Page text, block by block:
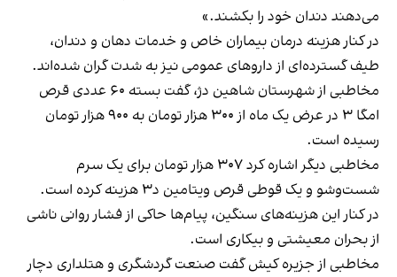
می‌دهند دندان خود را بکشند.»
در کنار هزینه درمان بیماران خاص و خدمات دهان و دندان،
طیف گسترده‌ای از داروهای عمومی نیز به شدت گران شده‌اند.
مخاطبی از شهرستان شاهین دژ، گفت بسته ۶۰ عددی قرص
امگا ۳ در عرض یک ماه از ۳۰۰ هزار تومان به ۹۰۰ هزار تومان
رسیده است.
مخاطبی دیگر اشاره کرد ۳۰۷ هزار تومان برای یک سرم
شست‌وشو و یک قوطی قرص ویتامین د۳ هزینه کرده است.
در کنار این هزینه‌های سنگین، پیام‌ها حاکی از فشار روانی ناشی
از بحران معیشتی و بیکاری است.
مخاطبی از جزیره کیش گفت صنعت گردشگری و هتلداری دچار